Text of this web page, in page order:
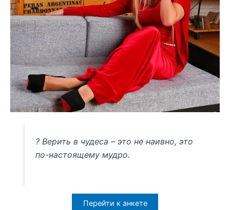
? Верить в чудеса – это не наивно, это
по-настоящему мудро.
Перейти к анкете